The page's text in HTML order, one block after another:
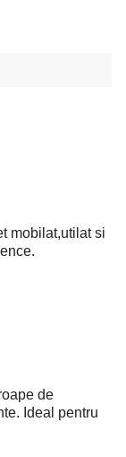
mobilat,utilat si
de
Ideal pentru